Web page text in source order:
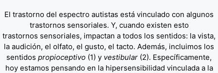
El trastorno del espectro autistas está vinculado con algunos
trastornos sensoriales. Y, cuando existen esto
trastornos sensoriales, impactan a todos los sentidos: la vista,
la audición, el olfato, el gusto, el tacto. Además, incluimos los
sentidos propioceptivo (1) y vestibular (2). Específicamente,
hoy estamos pensando en la hipersensibilidad vinculada a la